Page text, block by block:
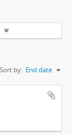
Sort by: End date